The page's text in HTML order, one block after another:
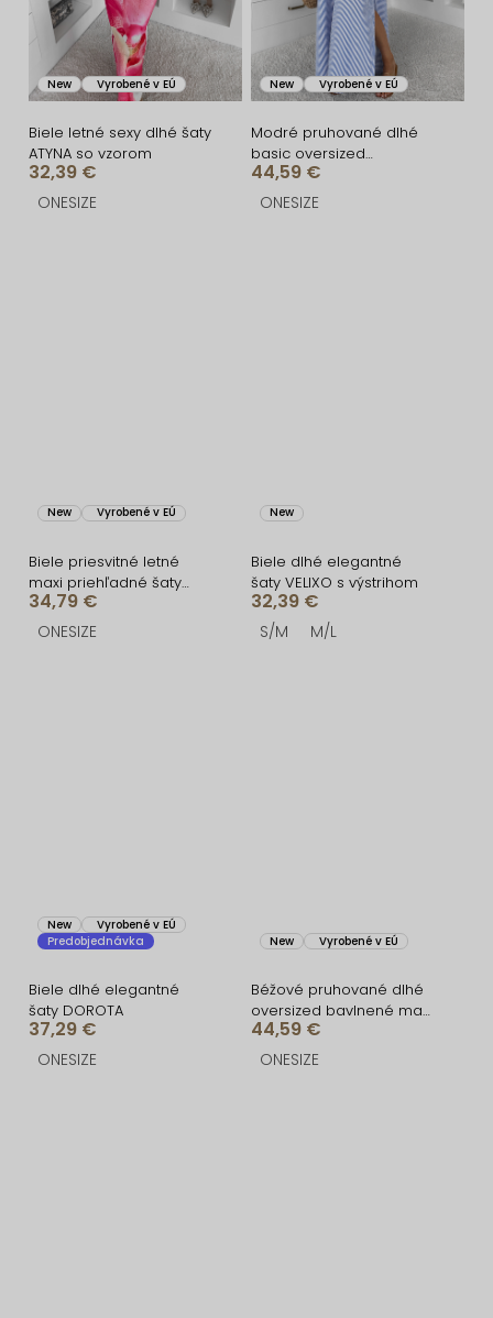
New Vyrobené v EÚ
Biele letné sexy dlhé šaty
ATYNA so vzorom
32,39 €
ONESIZE
New Vyrobené v EÚ
Modré pruhované dlhé
basic oversized
bavlnené košeľové šaty
FLARETA
44,59 €
ONESIZE
New Vyrobené v EÚ
Biele priesvitné letné
maxi priehľadné šaty
UMARIE s dlhým rukávom
34,79 €
ONESIZE
New
Biele dlhé elegantné
šaty VELIXO s výstrihom
32,39 €
S/M M/L
New
Vyrobené v EÚ
Predobjednávka
Biele dlhé elegantné
šaty DOROTA
37,29 €
ONESIZE
New Vyrobené v EÚ
Béžové pruhované dlhé
oversized bavlnené maxi
košeľové šaty FLARETA
44,59 €
ONESIZE